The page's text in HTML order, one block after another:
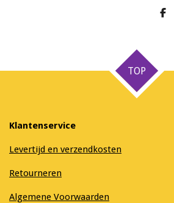
D
TOP
Klantenservice
Levertijd en verzendkosten
Retourneren
Algemene Voorwaarden